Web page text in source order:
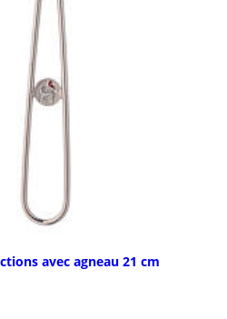
avec agneau 21 cm